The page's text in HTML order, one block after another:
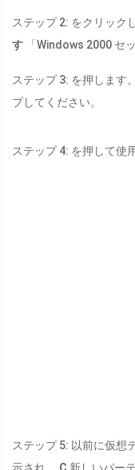
ステップ 2: をクリック
す 「Windows 2000 セ
ステップ 3: を押します。
プしてください。
ステップ 4: を押して使
ステップ 5: 以前に仮想